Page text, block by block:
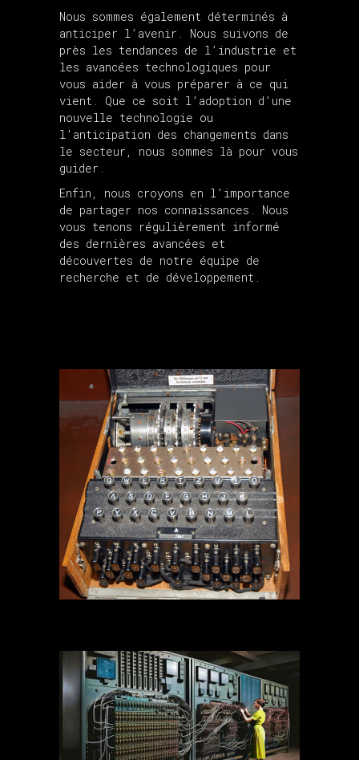
Nous sommes également déterminés à
anticiper l’avenir. Nous suivons de
près les tendances de l’industrie et
les avancées technologiques pour
vous aider à vous préparer à ce qui
vient. Que ce soit l’adoption d’une
nouvelle technologie ou
l’anticipation des changements dans
le secteur, nous sommes là pour vous
guider.
Enfin, nous croyons en l’importance
de partager nos connaissances. Nous
vous tenons régulièrement informé
des dernières avancées et
découvertes de notre équipe de
recherche et de développement.